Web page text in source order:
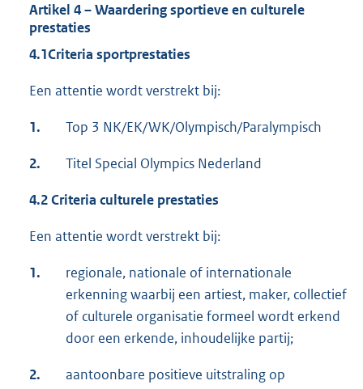
Artikel 4 – Waardering sportieve en culturele
prestaties
4.1Criteria sportprestaties
Een attentie wordt verstrekt bij:
1. Top 3 NK/EK/WK/Olympisch/Paralympisch
2. Titel Special Olympics Nederland
4.2 Criteria culturele prestaties
Een attentie wordt verstrekt bij:
1.
regionale, nationale of internationale
erkenning waarbij een artiest, maker, collectief
of culturele organisatie formeel wordt erkend
door een erkende, inhoudelijke partij;
2.
aantoonbare positieve uitstraling op